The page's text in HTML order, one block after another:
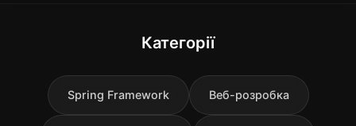
Категорії
Spring Framework Веб-розробка